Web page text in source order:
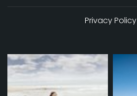
Privacy Policy